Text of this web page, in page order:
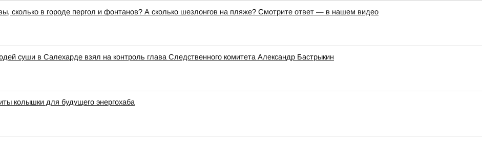
сколько в городе пергол и фонтанов? А сколько шезлонгов на пляже? Смотрите ответ — в нашем видео
суши в Салехарде взял на контроль глава Следственного комитета Александр Бастрыкин
колышки для будущего энергохаба